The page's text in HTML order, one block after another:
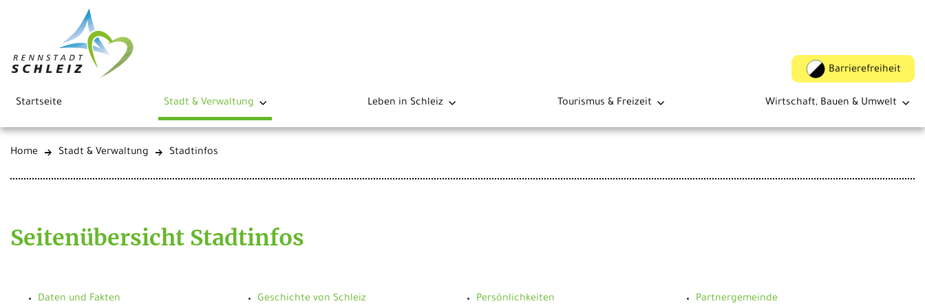
Barrierefreiheit
Startseite Stadt & Verwaltung Leben in Schleiz Tourismus & Freizeit Wirtschaft, Bauen & Umwelt
Home Stadt & Verwaltung Stadtinfos
Seitenübersicht Stadtinfos
Daten und Fakten Geschichte von Schleiz Persönlichkeiten
Partnergemeinde